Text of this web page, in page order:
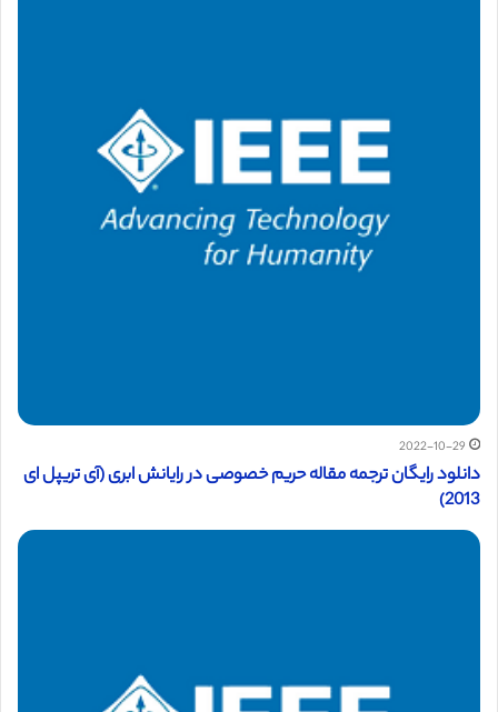
2022-10-29
دانلود رایگان ترجمه مقاله حریم خصوصی در رایانش ابری (آی تریپل ای
2013)